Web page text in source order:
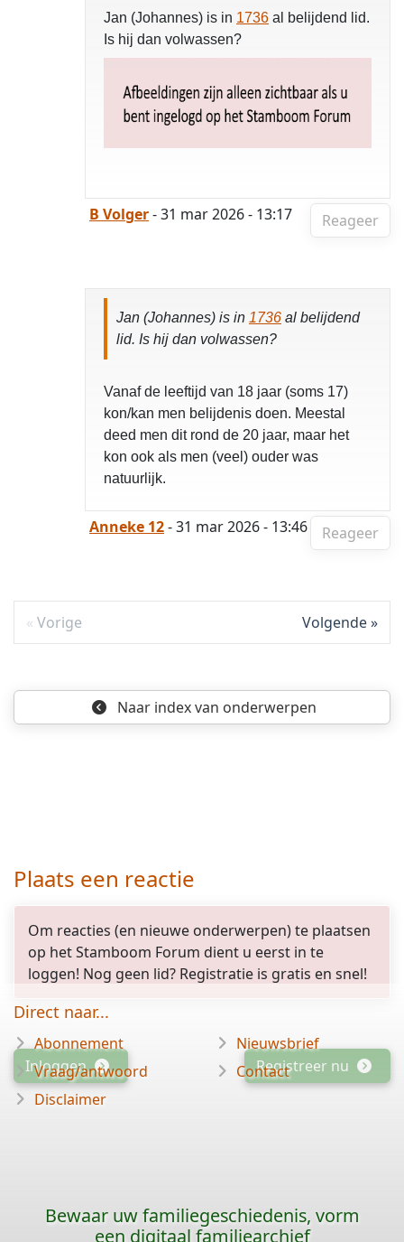
Jan (Johannes) is in 1736 al belijdend lid.
Is hij dan volwassen?
Reageer
B Volger- 31 mar 2026 - 13:17
Jan (Johannes) is in 1736 al belijdend
lid. Is hij dan volwassen?
Vanaf de leeftijd van 18 jaar (soms 17)
kon/kan men belijdenis doen. Meestal
deed men dit rond de 20 jaar, maar het
kon ook als men (veel) ouder was
natuurlijk.
Reageer
Anneke 12- 31 mar 2026 - 13:46
Vorige Volgende
Naar indexvan onderwerpen
Plaats een reactie
Om reacties (en nieuwe onderwerpen) te plaatsen
op het Stamboom Forum dient u eerst in te
loggen! Nog geen lid? Registratie is gratis en snel!
Inloggen Registreer nu
Direct naar...
Abonnement
Vraag/antwoord
Disclaimer
Nieuwsbrief
Contact
Bewaar uw familiegeschiedenis, vorm
een digitaal familiearchief